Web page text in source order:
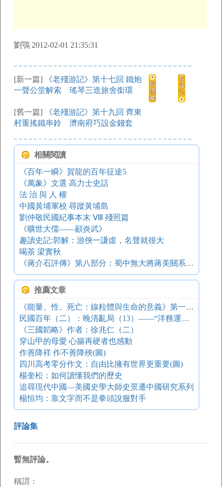
劉鶚 2012-02-01 21:35:31
[新一篇]
《老殘游記》第十七回 鐵炮
一聲公堂解索 瑤琴三迭旅舍銜環
[舊一篇]
《老殘游記》第十九回 齊東
村重搖鐵串鈴 濟南府巧設金錢套
相關閱讀
《百年一瞬》賀龍的百年征途5
《萬象》文選 高力士史話
法 治 與 人 權
中國黃埔軍校 尋蹤黃埔島
劉仲敬民國紀事本末 Ⅷ 殘照篇
《曠世大儒——顧炎武》
趣讀史記:郭解：游俠一謙虛，名聲就很大
喝茶 梁實秋
《蔣介石評傳》第八部分：蜀中無大將蔣美關系之奇
推薦文章
《能量、性、死亡：線粒體與生命的意義》第一節：演化大斷層
民國百年（二）：晚清亂局（13）——“洋務運動”和“同治中興”
《三國韜略》作者：徐兆仁（二）
穿山甲的母愛 心腸再硬者也感動
作善降祥 作不善降殃(圖)
四川高考零分作文：自由比擁有世界更重要(圖)
楊奎松：如何讀懂我們的歷史
追尋現代中國—美國史學大師史景遷中國研究系列
楊恒均：靠文字而不是拳頭說服對手
評論集
暫無評論。
稱謂：